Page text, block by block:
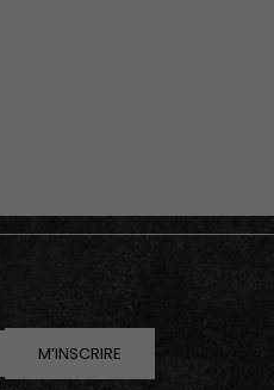
M’INSCRIRE